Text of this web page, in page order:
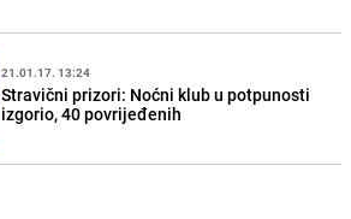
21.01.17. 13:24
Stravični prizori: Noćni klub u potpunosti
izgorio, 40 povrijeđenih